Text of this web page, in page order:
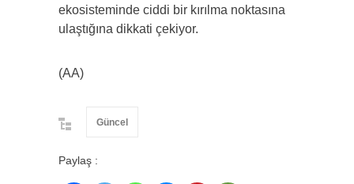
ekosisteminde ciddi bir kırılma noktasına
ulaştığına dikkati çekiyor.
(AA)
Güncel
Paylaş :